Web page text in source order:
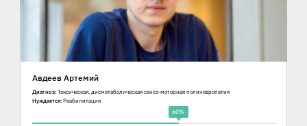
Авдеев Артемий
Диагноз: Токсическая, дисметаболическая сенсо-моторная полиневропатия
Нуждается: Реабилитация
60%